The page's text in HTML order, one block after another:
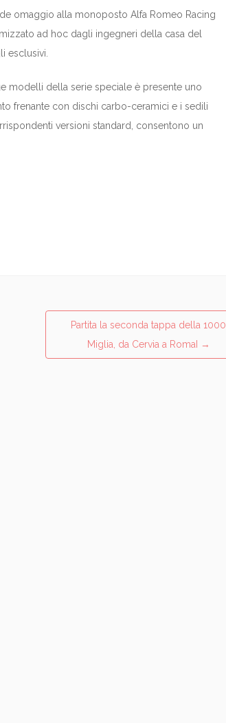
omaggio alla monoposto Alfa Romeo Racing
ad hoc dagli ingegneri della casa del
esclusivi.
modelli della serie speciale è presente uno
frenante con dischi carbo-ceramici e i sedili
versioni standard, consentono un
Partita la seconda tappa della 1000
Miglia, da Cervia a RomaI
→